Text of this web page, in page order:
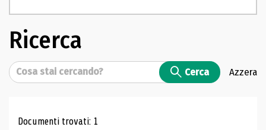
Ricerca
Cerca Cerca Azzera
Risultati di ricerca
Documenti trovati: 1